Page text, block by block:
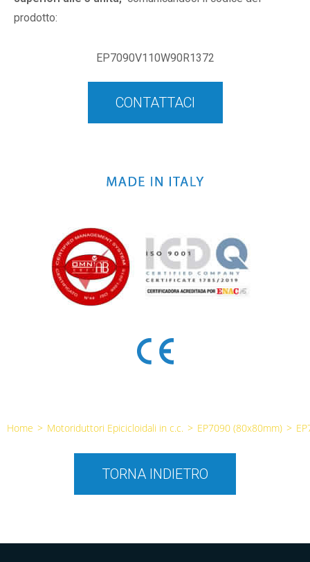
prodotto:
EP7090V110W90R1372
CONTATTACI
Home > Motoriduttori Epicicloidali in c.c. > EP7090 (80x80mm) >
TORNA INDIETRO